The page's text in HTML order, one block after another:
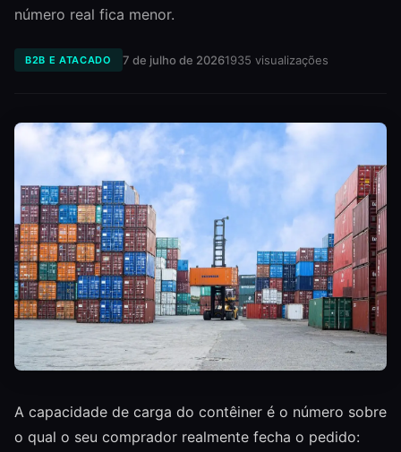
número real fica menor.
B2B E ATACADO 7 de julho de 20261935 visualizações
A capacidade de carga do contêiner é o número sobre
o qual o seu comprador realmente fecha o pedido: